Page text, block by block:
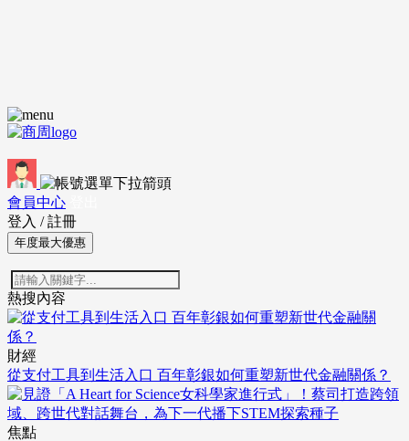
會員中心
登入 / 註冊
年度最大優惠
熱搜內容
財經
從支付工具到生活入口 百年彰銀如何重塑新世代金融關係？
焦點